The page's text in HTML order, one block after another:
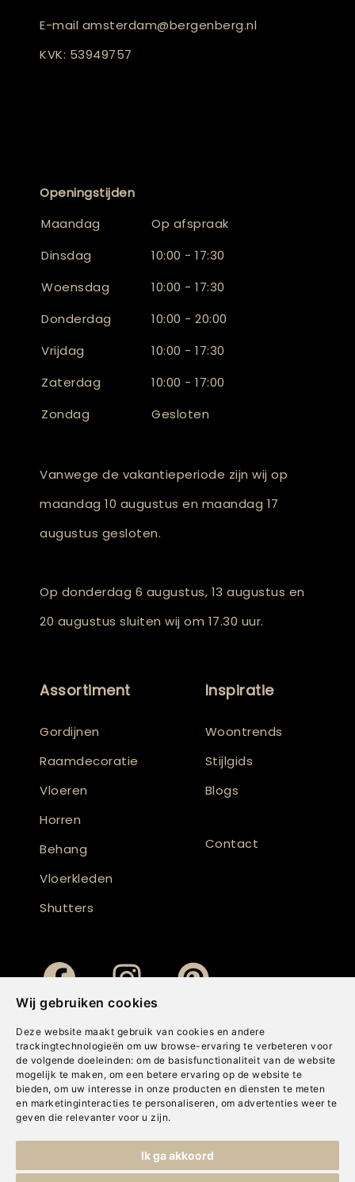
Wij gebruiken cookies
Deze website maakt gebruik van cookies en andere
trackingtechnologieën om uw browse-ervaring te verbeteren voor
de volgende doeleinden: om de basisfunctionaliteit van de website
mogelijk te maken , om een betere ervaring op de website te
bieden, om uw interesse in onze producten en diensten te meten
en marketinginteracties te personaliseren , om advertenties weer te
geven die relevanter voor u zijn.
Ik ga akkoord
E-mail amsterdam@bergenberg.nl
KVK: 53949757
Openingstijden
Maandag
Op afspraak
Dinsdag
10:00 - 17:30
Woensdag
10:00 - 17:30
Donderdag
10:00 - 20:00
Vrijdag
10:00 - 17:30
Zaterdag
10:00 - 17:00
Zondag
Gesloten
Vanwege de vakantieperiode zijn wij op
maandag 10 augustus en maandag 17
augustus gesloten.
Op donderdag 6 augustus, 13 augustus en
20 augustus sluiten wij om 17.30 uur.
Assortiment
Gordijnen
Raamdecoratie
Vloeren
Horren
Behang
Vloerkleden
Shutters
Inspiratie
Woontrends
Stijlgids
Blogs
Contact
Cookies